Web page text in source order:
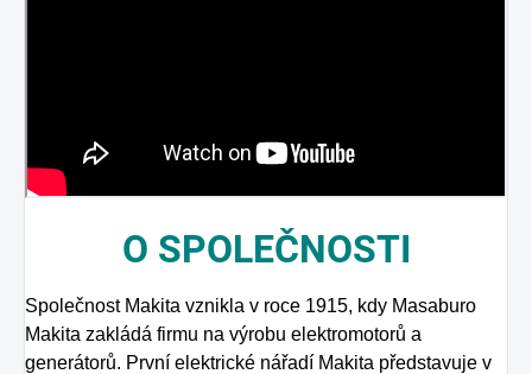
O SPOLEČNOSTI
Společnost Makita vznikla v roce 1915, kdy Masaburo
Makita zakládá firmu na výrobu elektromotorů a
generátorů. První elektrické nářadí Makita představuje v